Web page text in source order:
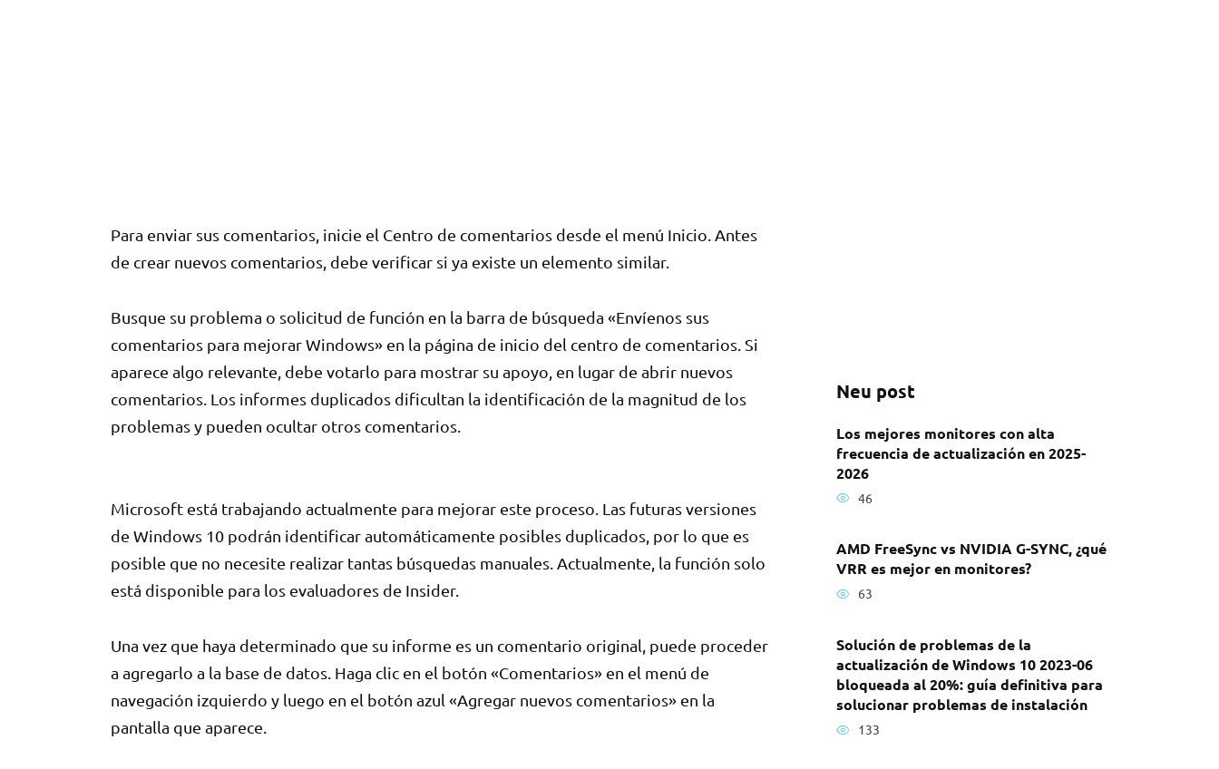
Para enviar sus comentarios, inicie el Centro de comentarios desde el menú Inicio. Antes
de crear nuevos comentarios, debe verificar si ya existe un elemento similar.
Busque su problema o solicitud de función en la barra de búsqueda «Envíenos sus
comentarios para mejorar Windows» en la página de inicio del centro de comentarios. Si
aparece algo relevante, debe votarlo para mostrar su apoyo, en lugar de abrir nuevos
comentarios. Los informes duplicados dificultan la identificación de la magnitud de los
problemas y pueden ocultar otros comentarios.
Microsoft está trabajando actualmente para mejorar este proceso. Las futuras versiones
de Windows 10 podrán identificar automáticamente posibles duplicados, por lo que es
posible que no necesite realizar tantas búsquedas manuales. Actualmente, la función solo
está disponible para los evaluadores de Insider.
Una vez que haya determinado que su informe es un comentario original, puede proceder
a agregarlo a la base de datos. Haga clic en el botón «Comentarios» en el menú de
navegación izquierdo y luego en el botón azul «Agregar nuevos comentarios» en la
pantalla que aparece.
Neu post
Los mejores monitores con alta
frecuencia de actualización en 2025-
2026
46
AMD FreeSync vs NVIDIA G-SYNC, ¿qué
VRR es mejor en monitores?
63
Solución de problemas de la
actualización de Windows 10 2023-06
bloqueada al 20%: guía definitiva para
solucionar problemas de instalación
133